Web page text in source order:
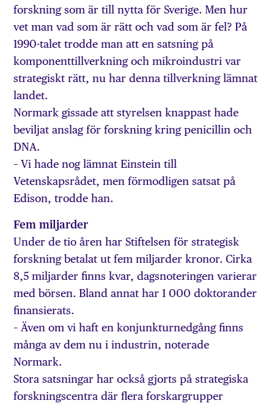
forskning som är till nytta för Sverige. Men hur
vet man vad som är rätt och vad som är fel? På
1990-talet trodde man att en satsning på
komponenttillverkning och mikroindustri var
strategiskt rätt, nu har denna tillverkning lämnat
landet.
Normark gissade att styrelsen knappast hade
beviljat anslag för forskning kring penicillin och
DNA.
– Vi hade nog lämnat Einstein till
Vetenskapsrådet, men förmodligen satsat på
Edison, trodde han.
Fem miljarder
Under de tio åren har Stiftelsen för strategisk
forskning betalat ut fem miljarder kronor. Cirka
8,5 miljarder finns kvar, dagsnoteringen varierar
med börsen. Bland annat har 1 000 doktorander
finansierats.
– Även om vi haft en konjunkturnedgång finns
många av dem nu i industrin, noterade
Normark.
Stora satsningar har också gjorts på strategiska
forskningscentra där flera forskargrupper